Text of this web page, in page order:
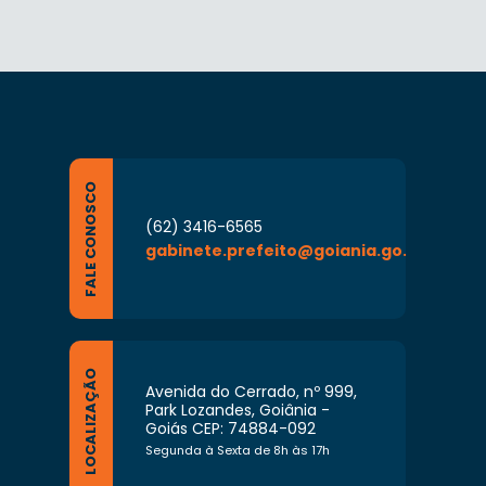
FALE CONOSCO
(62) 3416-6565
gabinete.prefeito@goiania.go.gov.br
LOCALIZAÇÃO
Avenida do Cerrado, nº 999,
Park Lozandes, Goiânia -
Goiás CEP: 74884-092
Segunda à Sexta de 8h às 17h